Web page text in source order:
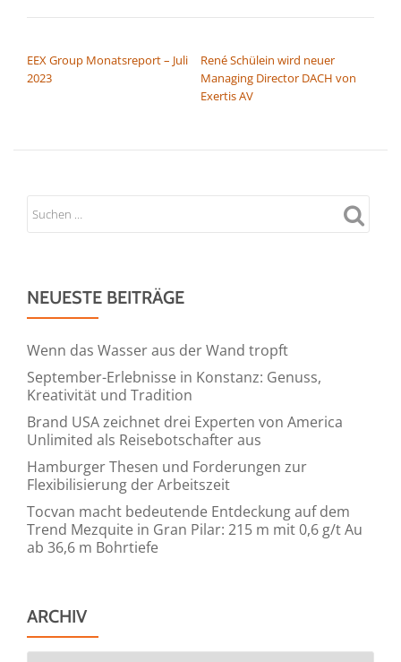
EEX Group Monatsreport – Juli
2023
René Schülein wird neuer
Managing Director DACH von
Exertis AV
NEUESTE BEITRÄGE
Wenn das Wasser aus der Wand tropft
September-Erlebnisse in Konstanz: Genuss,
Kreativität und Tradition
Brand USA zeichnet drei Experten von America
Unlimited als Reisebotschafter aus
Hamburger Thesen und Forderungen zur
Flexibilisierung der Arbeitszeit
Tocvan macht bedeutende Entdeckung auf dem
Trend Mezquite in Gran Pilar: 215 m mit 0,6 g/t Au
ab 36,6 m Bohrtiefe
ARCHIV